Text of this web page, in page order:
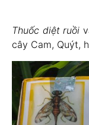
Thuốc diệt ruồi
cây Cam, Quýt,